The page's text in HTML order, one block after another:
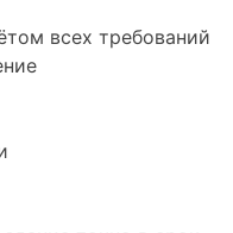
всех требований